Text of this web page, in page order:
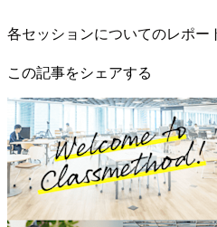
各セッションについてのレポー
この記事をシェアする